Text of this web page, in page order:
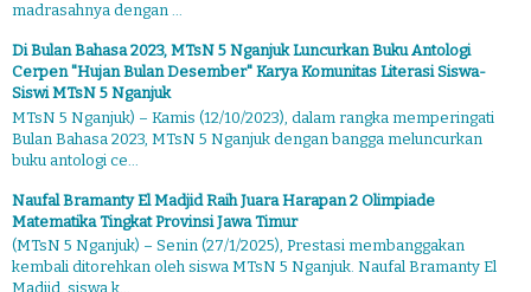
madrasahnya dengan ...
Di Bulan Bahasa 2023, MTsN 5 Nganjuk Luncurkan Buku Antologi
Cerpen "Hujan Bulan Desember" Karya Komunitas Literasi Siswa-
Siswi MTsN 5 Nganjuk
MTsN 5 Nganjuk) – Kamis (12/10/2023), dalam rangka memperingati
Bulan Bahasa 2023, MTsN 5 Nganjuk dengan bangga meluncurkan
buku antologi ce...
Naufal Bramanty El Madjid Raih Juara Harapan 2 Olimpiade
Matematika Tingkat Provinsi Jawa Timur
(MTsN 5 Nganjuk) – Senin (27/1/2025), Prestasi membanggakan
kembali ditorehkan oleh siswa MTsN 5 Nganjuk. Naufal Bramanty El
Madjid, siswa k...